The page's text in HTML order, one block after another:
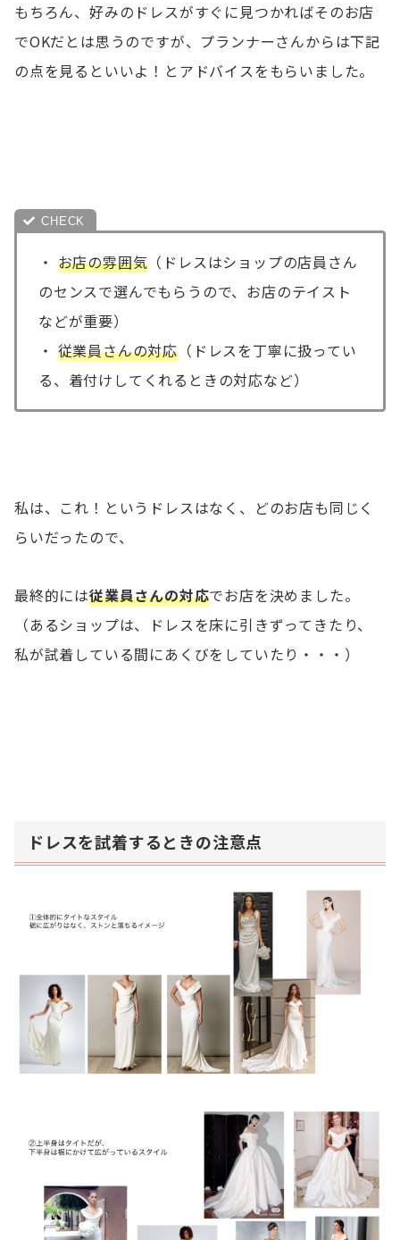
もちろん、好みのドレスがすぐに見つかればそのお店
でOKだとは思うのですが、プランナーさんからは下記
の点を見るといいよ！とアドバイスをもらいました。
・ お店の雰囲気 （ドレスはショップの店員さん
のセンスで選んでもらうので、お店のテイスト
などが重要）
・ 従業員さんの対応 （ドレスを丁寧に扱ってい
る、着付けしてくれるときの対応など）
私は、これ！というドレスはなく、どのお店も同じく
らいだったので、
最終的には従業員さんの対応でお店を決めました。
（あるショップは、ドレスを床に引きずってきたり、
私が試着している間にあくびをしていたり・・・）
ドレスを試着するときの注意点